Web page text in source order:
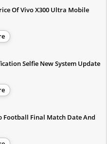
Of Vivo X300 Ultra Mobile
Selfie New System Update
Football Final Match Date And